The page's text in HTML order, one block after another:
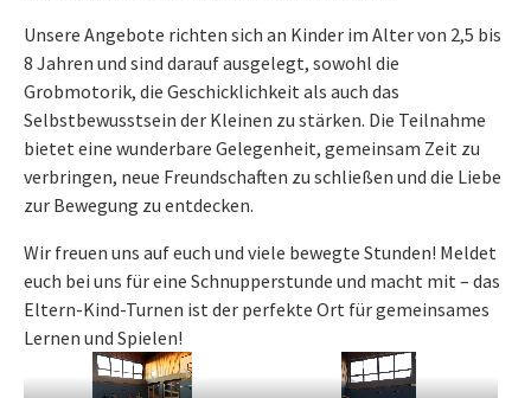
Unsere Angebote richten sich an Kinder im Alter von 2,5 bis
8 Jahren und sind darauf ausgelegt, sowohl die
Grobmotorik, die Geschicklichkeit als auch das
Selbstbewusstsein der Kleinen zu stärken. Die Teilnahme
bietet eine wunderbare Gelegenheit, gemeinsam Zeit zu
verbringen, neue Freundschaften zu schließen und die Liebe
zur Bewegung zu entdecken.
Wir freuen uns auf euch und viele bewegte Stunden! Meldet
euch bei uns für eine Schnupperstunde und macht mit – das
Eltern-Kind-Turnen ist der perfekte Ort für gemeinsames
Lernen und Spielen!